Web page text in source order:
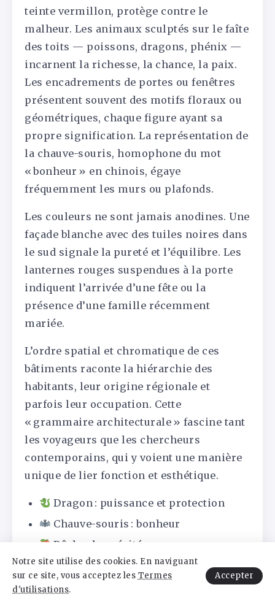
teinte vermillon, protège contre le
malheur. Les animaux sculptés sur le faîte
des toits — poissons, dragons, phénix —
incarnent la richesse, la chance, la paix.
Les encadrements de portes ou fenêtres
présentent souvent des motifs floraux ou
géométriques, chaque figure ayant sa
propre signification. La représentation de
la chauve-souris, homophone du mot
« bonheur » en chinois, égaye
fréquemment les murs ou plafonds.
Les couleurs ne sont jamais anodines. Une
façade blanche avec des tuiles noires dans
le sud signale la pureté et l’équilibre. Les
lanternes rouges suspendues à la porte
indiquent l’arrivée d’une fête ou la
présence d’une famille récemment
mariée.
L’ordre spatial et chromatique de ces
bâtiments raconte la hiérarchie des
habitants, leur origine régionale et
parfois leur occupation. Cette
« grammaire architecturale » fascine tant
les voyageurs que les chercheurs
contemporains, qui y voient une manière
unique de lier fonction et esthétique.
Dragon : puissance et protection
Chauve-souris : bonheur
Pêche : longévité
Porte rouge : prospérité et sécurité
Bambou : résistance et rectitude
Notre site utilise des cookies. En naviguant
sur ce site, vous acceptez les Termes
d'utilisations.
Accepter